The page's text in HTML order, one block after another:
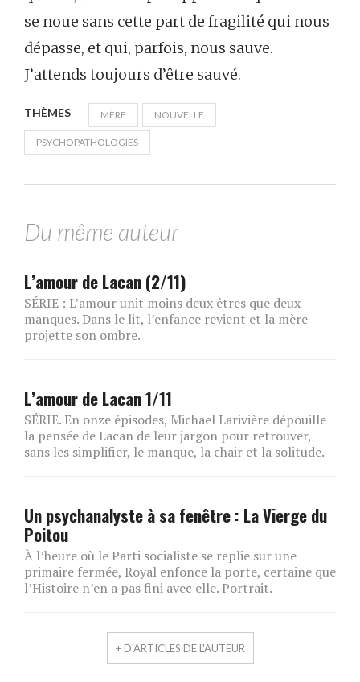
se noue sans cette part de fragilité qui nous
dépasse, et qui, parfois, nous sauve.
J’attends toujours d’être sauvé.
THÈMES MÈRE NOUVELLE
PSYCHOPATHOLOGIES
Du même auteur
L’amour de Lacan (2/11)
SÉRIE : L’amour unit moins deux êtres que deux
manques. Dans le lit, l’enfance revient et la mère
projette son ombre.
L’amour de Lacan 1/11
SÉRIE. En onze épisodes, Michael Larivière dépouille
la pensée de Lacan de leur jargon pour retrouver,
sans les simplifier, le manque, la chair et la solitude.
Un psychanalyste à sa fenêtre : La Vierge du
Poitou
À l’heure où le Parti socialiste se replie sur une
primaire fermée, Royal enfonce la porte, certaine que
l’Histoire n’en a pas fini avec elle. Portrait.
+ D'ARTICLES DE L'AUTEUR